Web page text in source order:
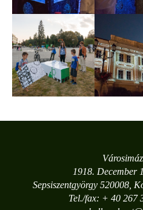
1918. December
Sepsiszentgyörgy 520008,
Tel./fax: + 40 267